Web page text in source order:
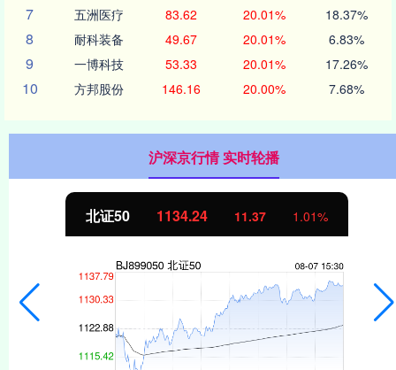
7 五洲医疗 83.62 20.01% 18.37%
8 耐科装备 49.67 20.01% 6.83%
9 一博科技 53.33 20.01% 17.26%
10 方邦股份 146.16 20.00% 7.68%
沪深京行情 实时轮播
北证50 1134.24 11.37 1.01%